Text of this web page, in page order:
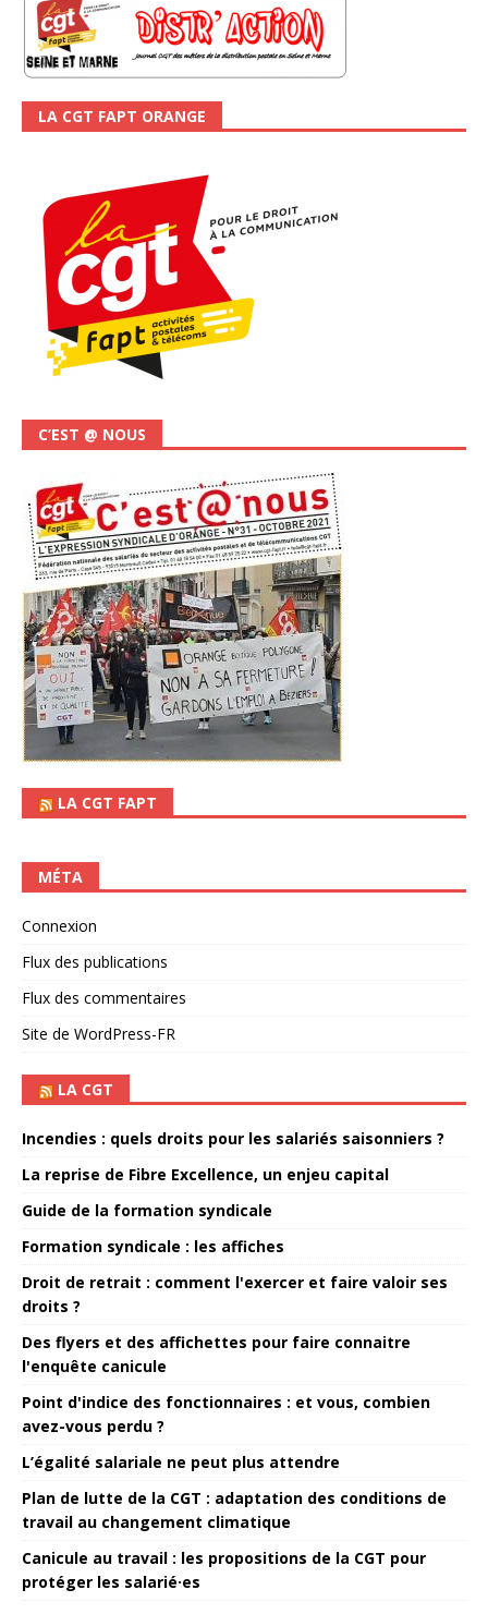
LA CGT FAPT ORANGE
C’EST @ NOUS
LA CGT FAPT
MÉTA
Connexion
Flux des publications
Flux des commentaires
Site de WordPress-FR
LA CGT
Incendies : quels droits pour les salariés saisonniers ?
La reprise de Fibre Excellence, un enjeu capital
Guide de la formation syndicale
Formation syndicale : les affiches
Droit de retrait : comment l'exercer et faire valoir ses
droits ?
Des flyers et des affichettes pour faire connaitre
l'enquête canicule
Point d'indice des fonctionnaires : et vous, combien
avez-vous perdu ?
L’égalité salariale ne peut plus attendre
Plan de lutte de la CGT : adaptation des conditions de
travail au changement climatique
Canicule au travail : les propositions de la CGT pour
protéger les salarié·es